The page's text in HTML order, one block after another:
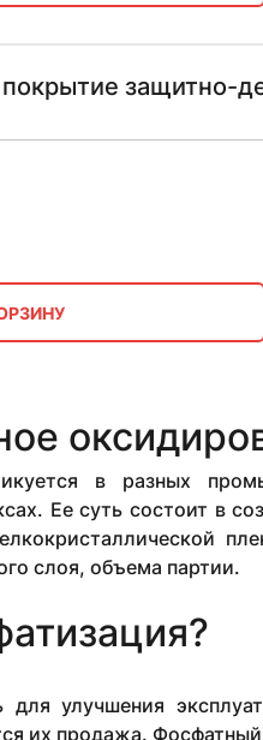
защитно-
в разных
Ее суть состоит в
слоя, объема партии.
для улучшения
их продажа.